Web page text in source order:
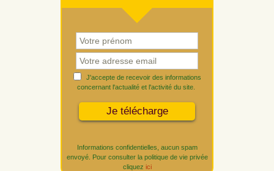
J'accepte de recevoir des informations
concernant l'actualité et l'activité du site.
Informations confidentielles, aucun spam
envoyé. Pour consulter la politique de vie privée
cliquez ici